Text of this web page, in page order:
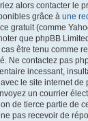
alors contacter le
grâce à une
gratuit (comme
que phpBB
être tenu comme
Ne contactez pas
incessant,
le site internet de
un courrier
de tierce partie de
pas recevoir de